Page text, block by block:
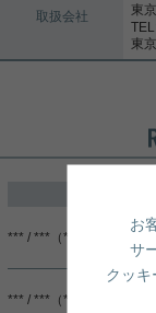
取扱会社
東
東
*** / ***（***）
*** / ***（***）
お
サ
クッキ